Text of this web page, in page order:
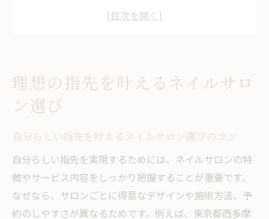
口コミを参考に理想のネイルサロンを見極
ライフスタイルに合うネイルサロンを探す
ポイント
チェック
信頼できるネイルサロンを見つけるための
質問集
東京都西多摩郡日の出町で叶う自分らしいネイ
理想の指先を叶えるネイルサロ
ン選び
自分らしい指先を叶えるネイルサロン選びのコツ
自分らしい指先を実現するためには、ネイルサロンの特
徴やサービス内容をしっかり把握することが重要です。
なぜなら、サロンごとに得意なデザインや施術方法、予
約のしやすさが異なるためです。例えば、東京都西多摩